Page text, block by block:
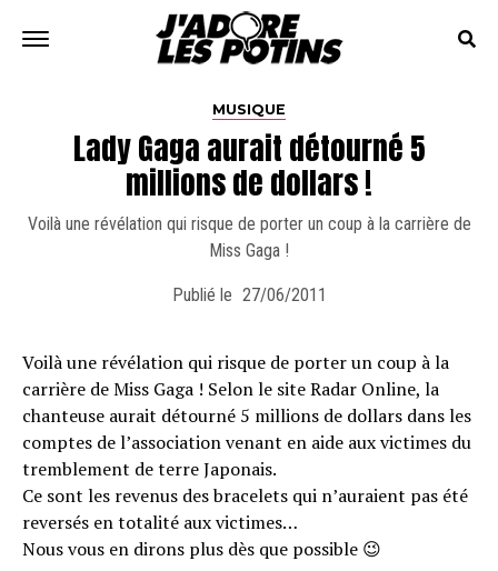
MUSIQUE
Lady Gaga aurait détourné 5
millions de dollars !
Voilà une révélation qui risque de porter un coup à la carrière de
Miss Gaga !
Publié le 27/06/2011
Voilà une révélation qui risque de porter un coup à la
carrière de Miss Gaga ! Selon le site Radar Online, la
chanteuse aurait détourné 5 millions de dollars dans les
comptes de l’association venant en aide aux victimes du
tremblement de terre Japonais.
Ce sont les revenus des bracelets qui n’auraient pas été
reversés en totalité aux victimes…
Nous vous en dirons plus dès que possible 😉